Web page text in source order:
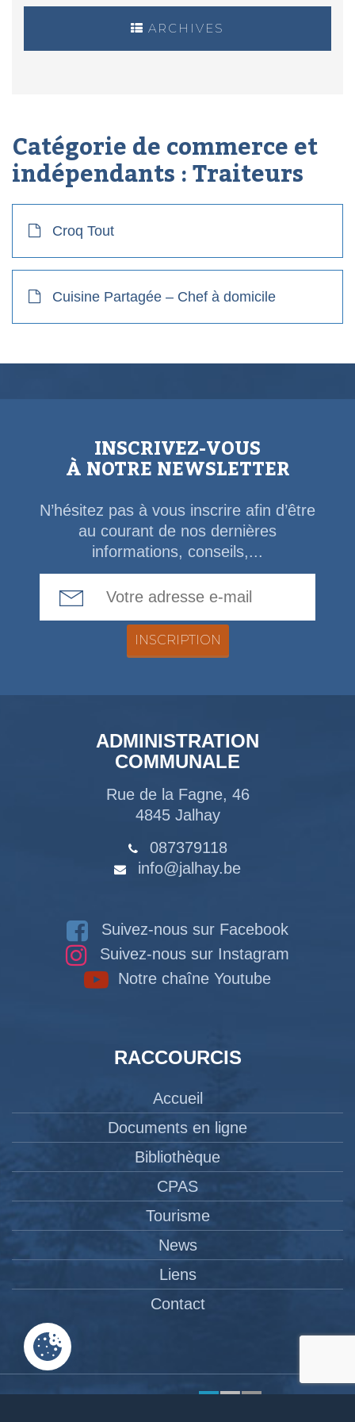
ARCHIVES
Catégorie de commerce et
indépendants :Traiteurs
Croq Tout
Cuisine Partagée – Chef à domicile
INSCRIVEZ-VOUS
À NOTRE NEWSLETTER
N’hésitez pas à vous inscrire afin d’être
au courant de nos dernières
informations, conseils,...
ADMINISTRATION
COMMUNALE
Rue de la Fagne, 46
4845 Jalhay
087379118
info@jalhay.be
Suivez-nous sur Facebook
Suivez-nous sur Instagram
Notre chaîne Youtube
RACCOURCIS
Accueil
Documents en ligne
Bibliothèque
CPAS
Tourisme
News
Liens
Contact